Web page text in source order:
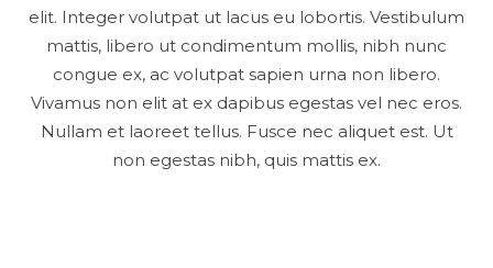
elit. Integer volutpat ut lacus eu lobortis. Vestibulum
mattis, libero ut condimentum mollis, nibh nunc
congue ex, ac volutpat sapien urna non libero.
Vivamus non elit at ex dapibus egestas vel nec eros.
Nullam et laoreet tellus. Fusce nec aliquet est. Ut
non egestas nibh, quis mattis ex.